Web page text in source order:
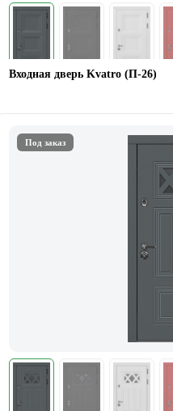
Входная дверь Kvatro (П-26)
Под заказ